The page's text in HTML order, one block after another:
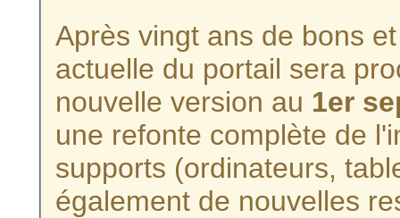
Après vingt ans de bons
actuelle du portail sera
nouvelle version au 1er
une refonte complète de
supports (ordinateurs,
également de nouvelles